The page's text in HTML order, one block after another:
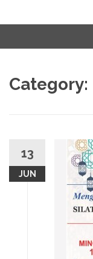
content
Category:
13
JUN